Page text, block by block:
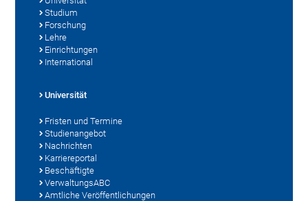
Studium
Forschung
Lehre
Einrichtungen
International
Universität
Fristen und Termine
Studienangebot
Nachrichten
Karriereportal
Beschäftigte
VerwaltungsABC
Amtliche Veröffentlichungen